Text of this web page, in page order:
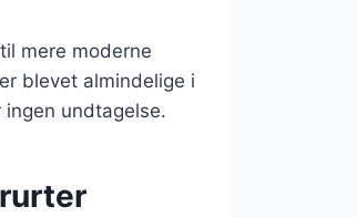
mere moderne
blevet almindelige i
undtagelse.